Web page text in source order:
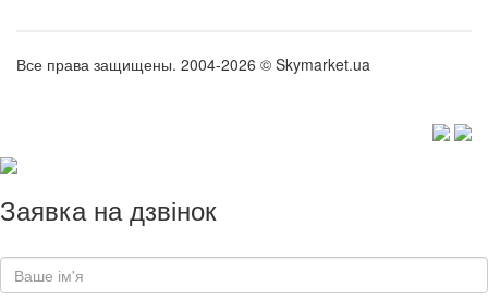
Все права защищены. 2004-2026 © Skymarket.ua
Заявка на дзвінок